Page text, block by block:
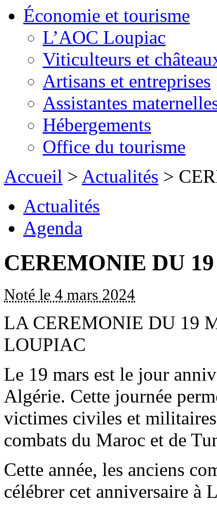
Économie et tourisme
L’AOC Loupiac
Viticulteurs et
Artisans et entreprises
Assistantes
Hébergements
Office du tourisme
Accueil > Actualités >
Actualités
Agenda
CEREMONIE DU
Noté le 4 mars 2024
LA CEREMONIE DU 19
LOUPIAC
Le 19 mars est le jour
Algérie. Cette journée
victimes civiles et
combats du Maroc et de
Cette année, les anciens
célébrer cet anniversaire à